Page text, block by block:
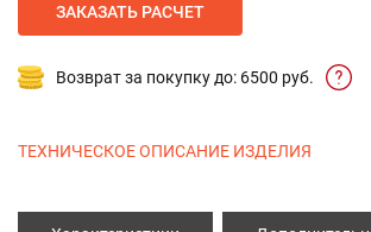
ЗАКАЗАТЬ РАСЧЕТ
Возврат за покупку до: 6500 руб.
ТЕХНИЧЕСКОЕ ОПИСАНИЕ ИЗДЕЛИЯ